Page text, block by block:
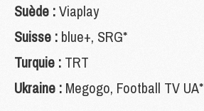
Suède :Viaplay
Suisse : blue+, SRG*
Turquie : TRT
Ukraine : Megogo, Football TV UA*